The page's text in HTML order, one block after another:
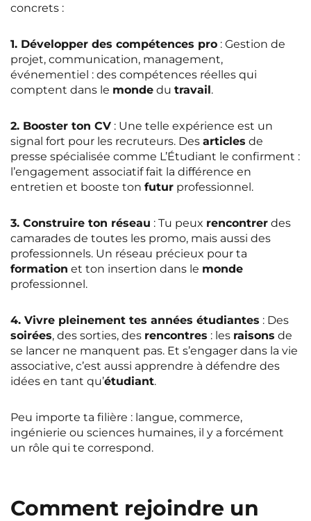
concrets :
1. Développer des compétences pro : Gestion de
projet, communication, management,
événementiel : des compétences réelles qui
comptent dans le monde du travail.
2. Booster ton CV : Une telle expérience est un
signal fort pour les recruteurs. Des articles de
presse spécialisée comme L’Étudiant le confirment :
l’engagement associatif fait la différence en
entretien et booste ton futur professionnel.
3. Construire ton réseau : Tu peux rencontrer des
camarades de toutes les promo, mais aussi des
professionnels. Un réseau précieux pour ta
formation et ton insertion dans le monde
professionnel.
4. Vivre pleinement tes années étudiantes : Des
soirées, des sorties, des rencontres : les raisons de
se lancer ne manquent pas. Et s’engager dans la vie
associative, c’est aussi apprendre à défendre des
idées en tant qu’étudiant.
Peu importe ta filière : langue, commerce,
ingénierie ou sciences humaines, il y a forcément
un rôle qui te correspond.
Comment rejoindre un